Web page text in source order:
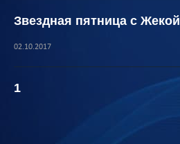
Звездная пятница с Жекой
02.10.2017
1